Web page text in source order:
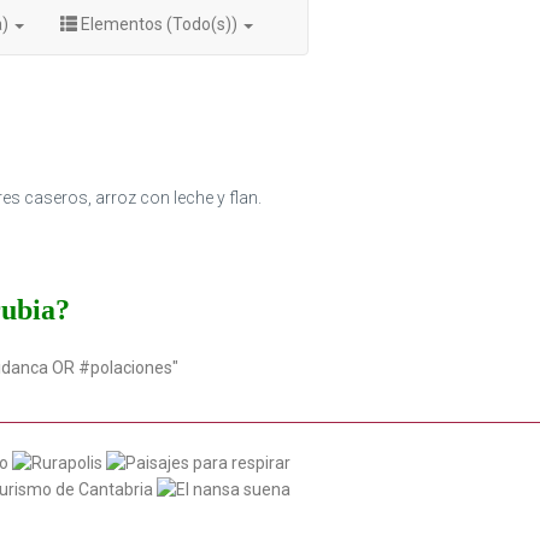
Elementos (Todo(s))
caseros, arroz con leche y flan.
OR #polaciones"